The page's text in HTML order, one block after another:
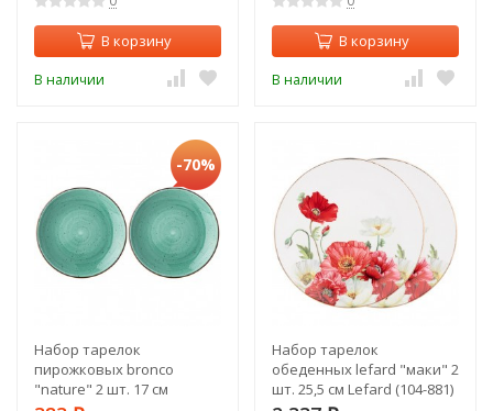
В корзину
В наличии
В корзину
В наличии
-70%
Набор тарелок
пирожковых bronco
"nature" 2 шт. 17 см
Набор тарелок
обеденных lefard "маки" 2
шт. 25,5 см Lefard (104-881)